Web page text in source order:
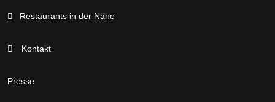
Restaurants in der Nähe
Kontakt
Presse